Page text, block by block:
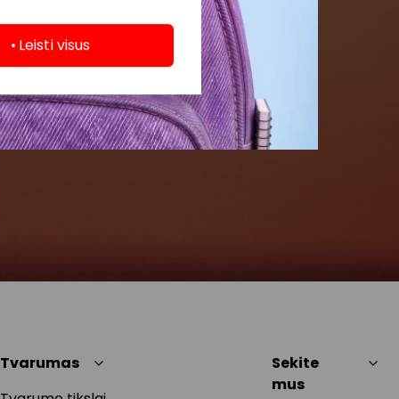
Leisti visus
Tvarumas
Sekite
mus